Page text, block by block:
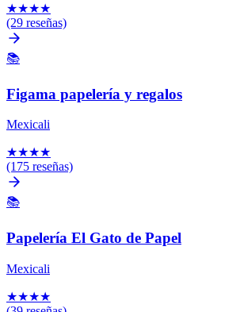
★★★★
(29 reseñas)
📚
Figama papelería y regalos
Mexicali
★★★★
(175 reseñas)
📚
Papelería El Gato de Papel
Mexicali
★★★★